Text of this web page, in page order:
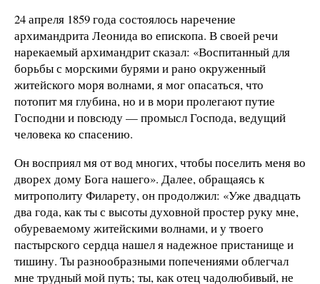
24 апреля 1859 года состоялось наречение
архимандрита Леонида во епископа. В своей речи
нарекаемый архимандрит сказал: «Воспитанный для
борьбы с морскими бурями и рано окруженный
житейского моря волнами, я мог опасаться, что
потопит мя глубина, но и в мори пролегают путие
Господни и повсюду — промысл Господа, ведущий
человека ко спасению.
Он восприял мя от вод многих, чтобы поселить меня во
дворех дому Бога нашего». Далее, обращаясь к
митрополиту Филарету, он продолжил: «Уже двадцать
два года, как ты с высоты духовной простер руку мне,
обуреваемому житейскими волнами, и у твоего
пастырского сердца нашел я надежное пристанище и
тишину. Ты разнообразными попечениями облегчал
мне трудный мой путь; ты, как отец чадолюбивый, не